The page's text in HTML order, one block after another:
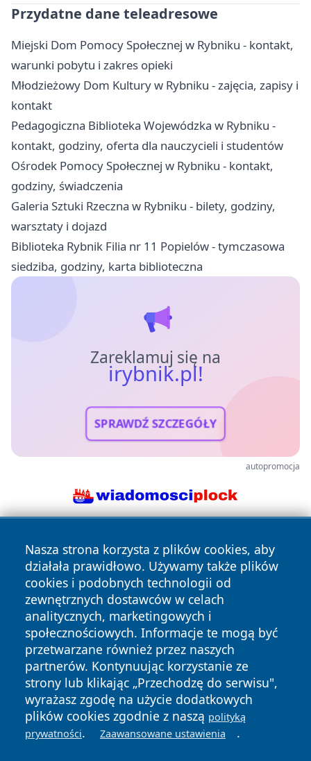
Przydatne dane teleadresowe
Miejski Dom Pomocy Społecznej w Rybniku - kontakt,
warunki pobytu i zakres opieki
Młodzieżowy Dom Kultury w Rybniku - zajęcia, zapisy i
kontakt
Pedagogiczna Biblioteka Wojewódzka w Rybniku -
kontakt, godziny, oferta dla nauczycieli i studentów
Ośrodek Pomocy Społecznej w Rybniku - kontakt,
godziny, świadczenia
Galeria Sztuki Rzeczna w Rybniku - bilety, godziny,
warsztaty i dojazd
Biblioteka Rybnik Filia nr 11 Popielów - tymczasowa
siedziba, godziny, karta biblioteczna
Zareklamuj się na
irybnik.pl!
SPRAWDŹ SZCZEGÓŁY
autopromocja
Nasza strona korzysta z plików cookies, aby
działała prawidłowo. Używamy także plików
cookies i podobnych technologii od
zewnętrznych dostawców w celach
analitycznych, marketingowych i
społecznościowych. Informacje te mogą być
przetwarzane również przez naszych
partnerów. Kontynuując korzystanie ze
strony lub klikając „Przechodzę do serwisu",
wyrażasz zgodę na użycie dodatkowych
plików cookies zgodnie z naszą polityką
prywatności. Zaawansowane ustawienia .
Copyright © 2026 irybnik.pl Wszystkie prawa zastrzeżone.
News Autorzy
Polityka
Prywatności
Polityka
Cookies